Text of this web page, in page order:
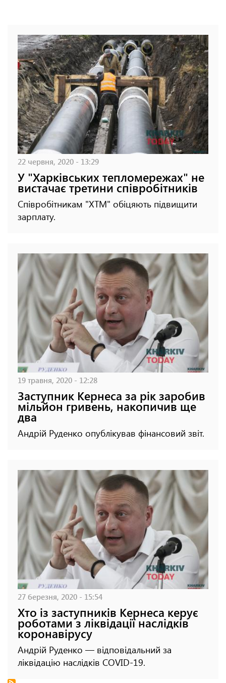
22 червня, 2020 - 13:29
У "Харківських тепломережах" не
вистачає третини співробітників
Співробітникам "ХТМ" обіцяють підвищити
зарплату.
19 травня, 2020 - 12:28
Заступник Кернеса за рік заробив
мільйон гривень, накопичив ще
два
Андрій Руденко опублікував фінансовий звіт.
27 березня, 2020 - 15:54
Хто із заступників Кернеса керує
роботами з ліквідації наслідків
коронавірусу
Андрій Руденко — відповідальний за
ліквідацію наслідків COVID-19.